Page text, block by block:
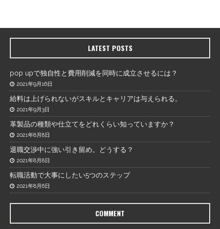
LATEST POSTS
pop upで独自性と費用削減を同時に成立させるには？
2021年9月16日
給料は上げられないがスキルとキャリアは与えられる。
2021年9月3日
革製品の種類や仕立てをどれくらい知っていますか？
2021年8月8日
退職交渉中に強い引き留め。どうする？
2021年8月8日
転職活動で大事にしたい5つのステップ
2021年8月6日
COMMENT